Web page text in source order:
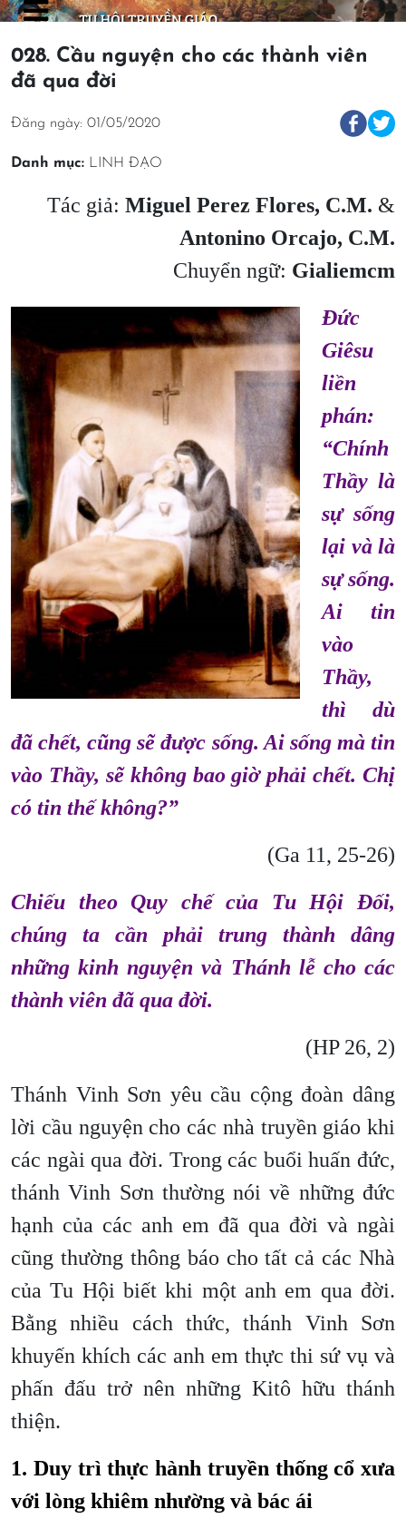
028. Cầu nguyện cho các thành viên
đã qua đời
Đăng ngày: 01/05/2020
Danh mục: LINH ĐẠO
Tác giả: Miguel Perez Flores, C.M. &
Antonino Orcajo, C.M.
Chuyển ngữ: Gialiemcm
Đức
Giêsu
liền
phán:
“Chính
Thầy là
sự sống
lại và là
sự sống.
Ai tin
vào
Thầy,
thì dù
đã chết, cũng sẽ được sống. Ai sống mà tin
vào Thầy, sẽ không bao giờ phải chết. Chị
có tin thế không?”
(Ga 11, 25-26)
Chiếu theo Quy chế của Tu Hội Đối,
chúng ta cần phải trung thành dâng
những kinh nguyện và Thánh lễ cho các
thành viên đã qua đời.
(HP 26, 2)
Thánh Vinh Sơn yêu cầu cộng đoàn dâng
lời cầu nguyện cho các nhà truyền giáo khi
các ngài qua đời. Trong các buổi huấn đức,
thánh Vinh Sơn thường nói về những đức
hạnh của các anh em đã qua đời và ngài
cũng thường thông báo cho tất cả các Nhà
của Tu Hội biết khi một anh em qua đời.
Bằng nhiều cách thức, thánh Vinh Sơn
khuyến khích các anh em thực thi sứ vụ và
phấn đấu trở nên những Kitô hữu thánh
thiện.
1. Duy trì thực hành truyền thống cổ xưa
với lòng khiêm nhường và bác ái